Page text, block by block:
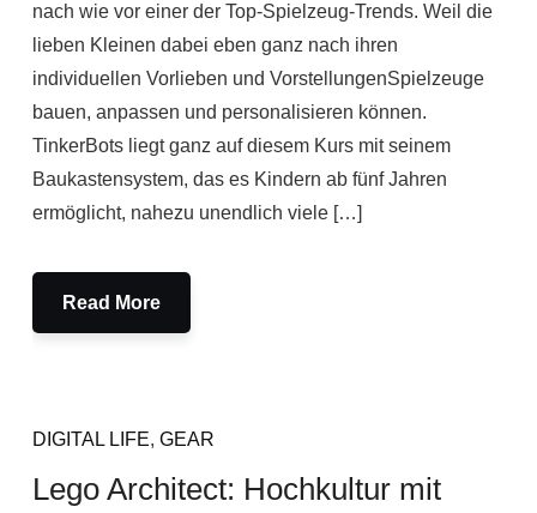
nach wie vor einer der Top-Spielzeug-Trends. Weil die
lieben Kleinen dabei eben ganz nach ihren
individuellen Vorlieben und VorstellungenSpielzeuge
bauen, anpassen und personalisieren können.
TinkerBots liegt ganz auf diesem Kurs mit seinem
Baukastensystem, das es Kindern ab fünf Jahren
ermöglicht, nahezu unendlich viele […]
Read More
DIGITAL LIFE, GEAR
Lego Architect: Hochkultur mit